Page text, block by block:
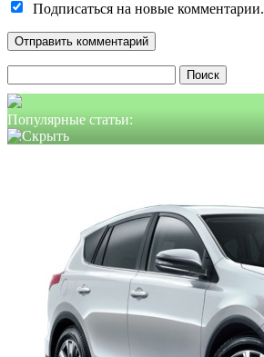
Подписаться на новые комментарии.
Популярные статьи: